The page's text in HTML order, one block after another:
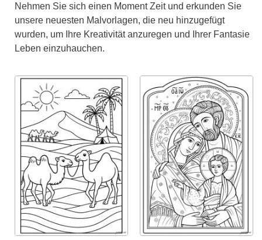
Nehmen Sie sich einen Moment Zeit und erkunden Sie
unsere neuesten Malvorlagen, die neu hinzugefügt
wurden, um Ihre Kreativität anzuregen und Ihrer Fantasie
Leben einzuhauchen.